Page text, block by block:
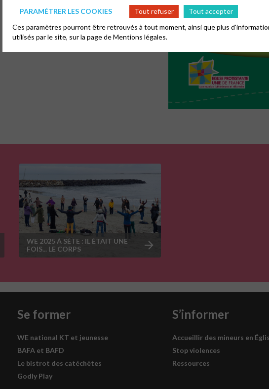
WE 2025 À SÈTE : IL ÉTAIT UNE
FOIS... LE CORPS
Se former
WE national KT et jeunesse
BAFA et BAFD
Le bistrot des catéchètes
Godly Play
S’informer
Accueillir des mineurs en
Stop violences
Ressources
PARAMÉTRER LES COOKIES
Tout refuser
Tout accepter
Ces paramètres pourront être retrouvés à tout moment, ainsi que plus
utilisés par le site, sur la page deMentions légales.